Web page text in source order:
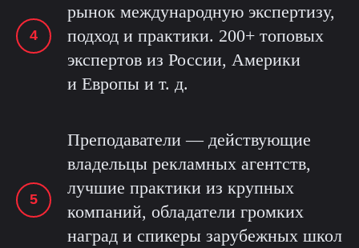
рынок международную экспертизу,
подход и практики. 200+ топовых
экспертов из России, Америки
и Европы и т. д.
Преподаватели — действующие
владельцы рекламных агентств,
лучшие практики из крупных
компаний, обладатели громких
наград и спикеры зарубежных школ